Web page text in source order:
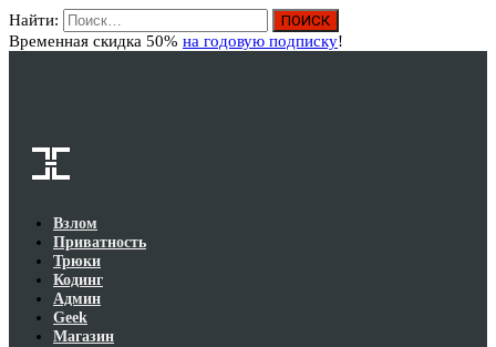
Найти:
Временная скидка 50% на годовую подписку!
Взлом
Приватность
Трюки
Кодинг
Админ
Geek
Магазин